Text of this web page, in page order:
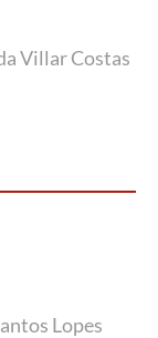
Villar Costas
Lopes